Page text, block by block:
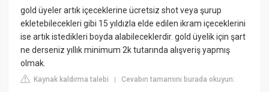
gold üyeler artık içeceklerine ücretsiz shot veya şurup
ekletebilecekleri gibi 15 yıldızla elde edilen ikram içeceklerini
ise artık istedikleri boyda alabileceklerdir. gold üyelik için şart
ne derseniz yıllık minimum 2k tutarında alışveriş yapmış
olmak.
Kaynak kaldırma talebi |Cevabın tamamını burada okuyun: